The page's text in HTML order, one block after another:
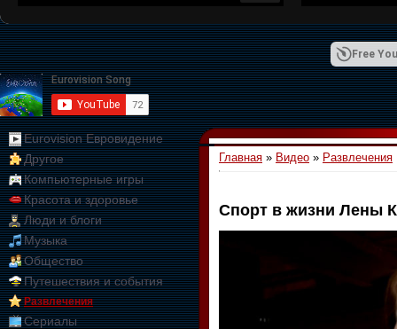
Free
Eurovision Евровидение
Другое
Компьютерные игры
Красота и здоровье
Люди и блоги
Музыка
Общество
Путешествия и события
Развлечения
Сериалы
Главная » Видео » Развлечения
Спорт в жизни Лены